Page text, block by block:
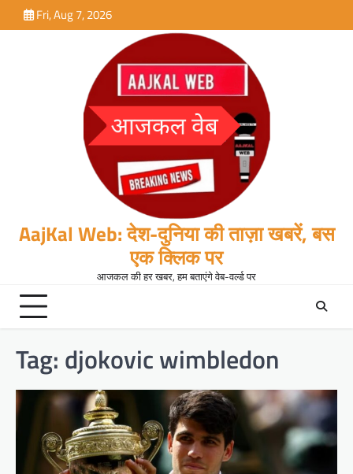
to
Fri, Aug 7, 2026
AajKal Web: देश-दुनिया की ताज़ा खबरें, बस
एक क्लिक पर
आजकल की हर खबर, हम बताएंगे वेब-वर्ल्ड पर
Tag: djokovic wimbledon